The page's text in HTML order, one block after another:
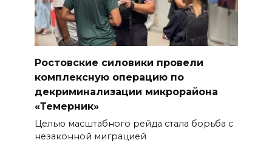
Ростовские силовики провели
комплексную операцию по
декриминализации микрорайона
«Темерник»
Целью масштабного рейда стала борьба с
незаконной миграцией